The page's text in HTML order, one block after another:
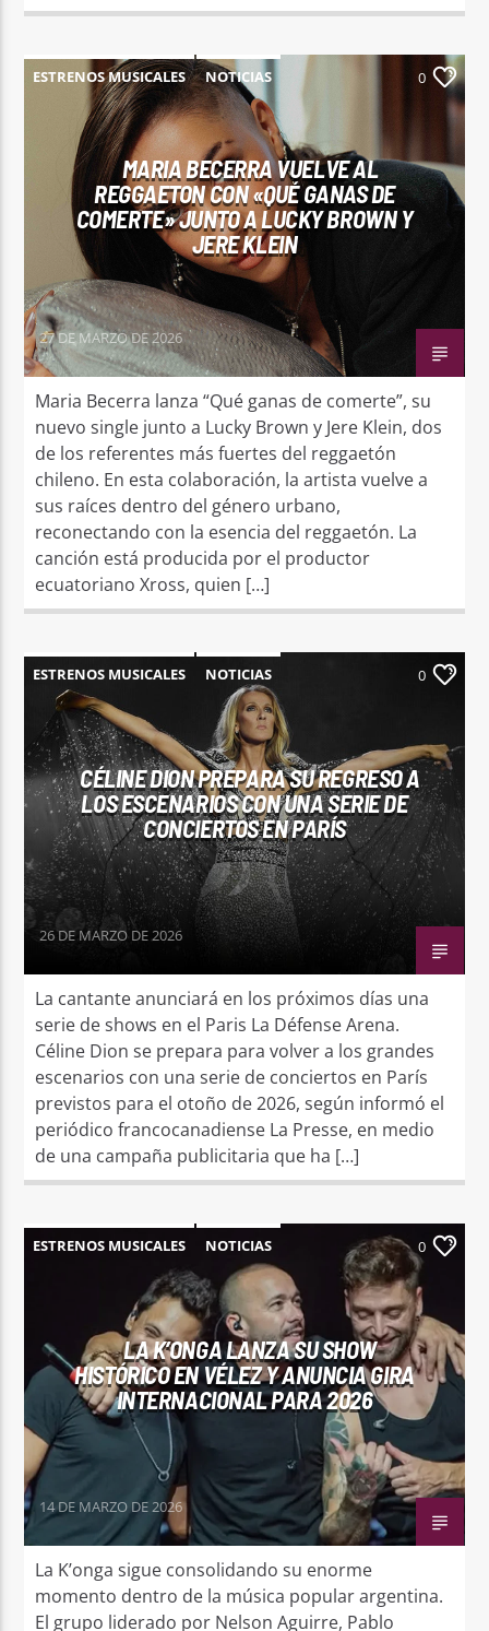
ESTRENOS MUSICALES NOTICIAS 0
MARIA BECERRA VUELVE AL
REGGAETON CON «QUÉ GANAS DE
COMERTE» JUNTO A LUCKY BROWN Y
JERE KLEIN
27 DE MARZO DE 2026
Maria Becerra lanza “Qué ganas de comerte”, su
nuevo single junto a Lucky Brown y Jere Klein, dos
de los referentes más fuertes del reggaetón
chileno. En esta colaboración, la artista vuelve a
sus raíces dentro del género urbano,
reconectando con la esencia del reggaetón. La
canción está producida por el productor
ecuatoriano Xross, quien […]
ESTRENOS MUSICALES NOTICIAS 0
CÉLINE DION PREPARA SU REGRESO A
LOS ESCENARIOS CON UNA SERIE DE
CONCIERTOS EN PARÍS
26 DE MARZO DE 2026
La cantante anunciará en los próximos días una
serie de shows en el Paris La Défense Arena.
Céline Dion se prepara para volver a los grandes
escenarios con una serie de conciertos en París
previstos para el otoño de 2026, según informó el
periódico francocanadiense La Presse, en medio
de una campaña publicitaria que ha […]
ESTRENOS MUSICALES NOTICIAS 0
LA K’ONGA LANZA SU SHOW
HISTÓRICO EN VÉLEZ Y ANUNCIA GIRA
INTERNACIONAL PARA 2026
14 DE MARZO DE 2026
La K’onga sigue consolidando su enorme
momento dentro de la música popular argentina.
El grupo liderado por Nelson Aguirre, Pablo